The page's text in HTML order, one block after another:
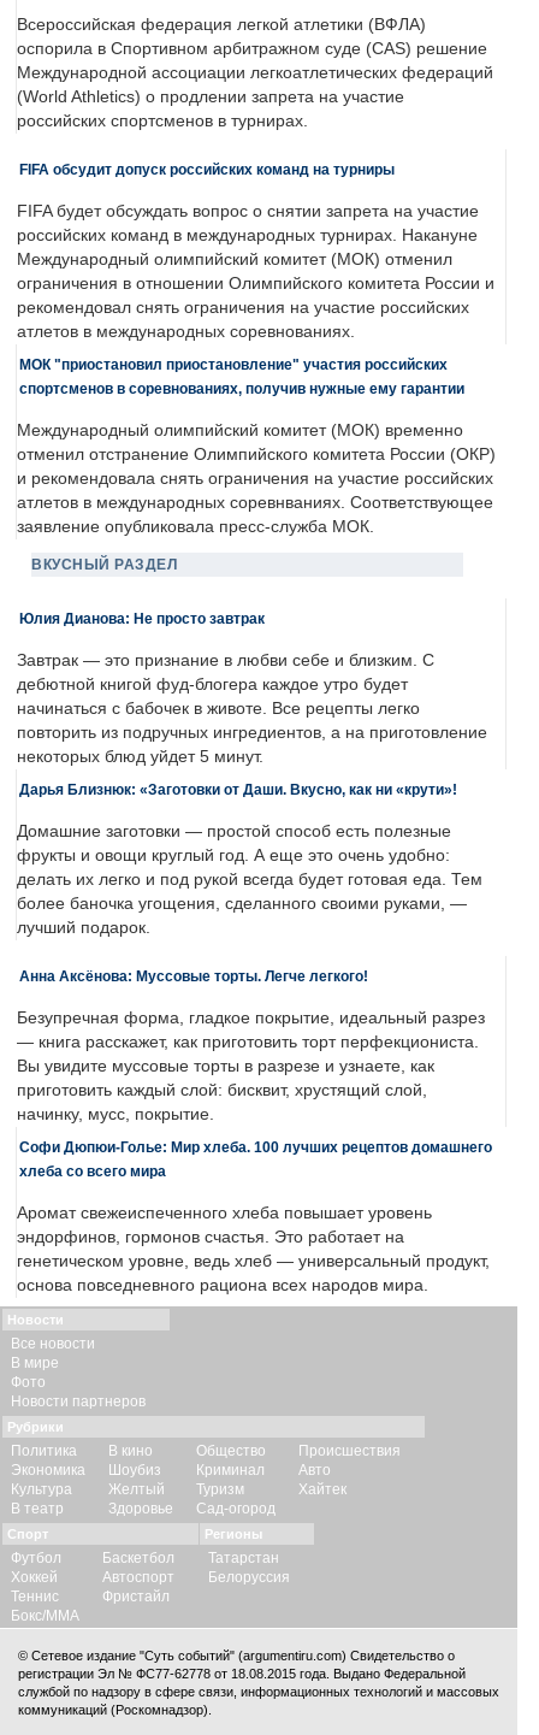
Всероссийская федерация легкой атлетики (ВФЛА)
оспорила в Спортивном арбитражном суде (CAS) решение
Международной ассоциации легкоатлетических федераций
(World Athletics) о продлении запрета на участие
российских спортсменов в турнирах.
FIFA обсудит допуск российских команд на турниры
FIFA будет обсуждать вопрос о снятии запрета на участие
российских команд в международных турнирах. Накануне
Международный олимпийский комитет (МОК) отменил
ограничения в отношении Олимпийского комитета России и
рекомендовал снять ограничения на участие российских
атлетов в международных соревнованиях.
МОК "приостановил приостановление" участия российских
спортсменов в соревнованиях, получив нужные ему гарантии
Международный олимпийский комитет (МОК) временно
отменил отстранение Олимпийского комитета России (ОКР)
и рекомендовала снять ограничения на участие российских
атлетов в международных соревнваниях. Соответствующее
заявление опубликовала пресс-служба МОК.
ВКУСНЫЙ РАЗДЕЛ
Юлия Дианова: Не просто завтрак
Завтрак — это признание в любви себе и близким. С
дебютной книгой фуд-блогера каждое утро будет
начинаться с бабочек в животе. Все рецепты легко
повторить из подручных ингредиентов, а на приготовление
некоторых блюд уйдет 5 минут.
Дарья Близнюк: «Заготовки от Даши. Вкусно, как ни «крути»!
Домашние заготовки — простой способ есть полезные
фрукты и овощи круглый год. А еще это очень удобно:
делать их легко и под рукой всегда будет готовая еда. Тем
более баночка угощения, сделанного своими руками, —
лучший подарок.
Анна Аксёнова: Муссовые торты. Легче легкого!
Безупречная форма, гладкое покрытие, идеальный разрез
— книга расскажет, как приготовить торт перфекциониста.
Вы увидите муссовые торты в разрезе и узнаете, как
приготовить каждый слой: бисквит, хрустящий слой,
начинку, мусс, покрытие.
Софи Дюпюи-Голье: Мир хлеба. 100 лучших рецептов домашнего
хлеба со всего мира
Аромат свежеиспеченного хлеба повышает уровень
эндорфинов, гормонов счастья. Это работает на
генетическом уровне, ведь хлеб — универсальный продукт,
основа повседневного рациона всех народов мира.
Новости
Все новости
В мире
Фото
Новости партнеров
Рубрики
Политика
Экономика
Культура
В театр
В кино
Шоубиз
Желтый
Здоровье
Общество
Криминал
Туризм
Сад-огород
Происшествия
Авто
Хайтек
Спорт
Футбол
Хоккей
Теннис
Бокс/ММА
Баскетбол
Автоспорт
Фристайл
Регионы
Татарстан
Белоруссия
© Сетевое издание "Суть событий" (argumentiru.com) Свидетельство о
регистрации Эл № ФС77-62778 от 18.08.2015 года. Выдано Федеральной
службой по надзору в сфере связи, информационных технологий и массовых
коммуникаций (Роскомнадзор).